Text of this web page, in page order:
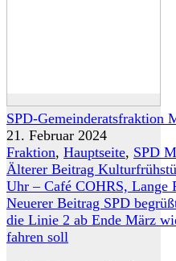
SPD-Gemeinderatsfraktion
21. Februar 2024
Fraktion, Hauptseite, SPD
Älterer Beitrag
Uhr – Café COHRS, Lange
Neuerer Beitrag SPD
die Linie 2 ab Ende März
fahren soll